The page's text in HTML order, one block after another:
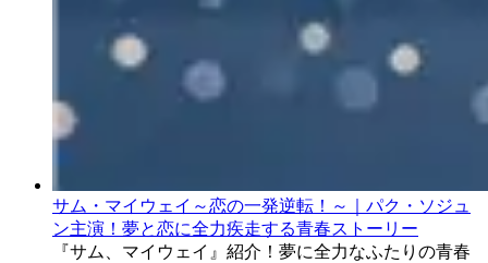
サム・マイウェイ～恋の一発逆転！～｜パク・ソジュ
ン主演！夢と恋に全力疾走する青春ストーリー
『サム、マイウェイ』紹介！夢に全力なふたりの青春